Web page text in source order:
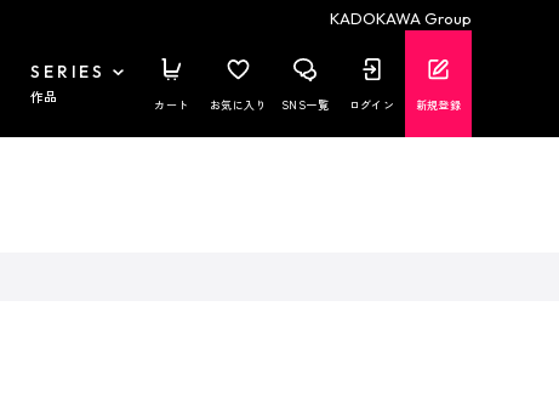
KADOKAWA Group
SERIES
作品 カート お気に入り SNS一覧 ログイン 新規登録